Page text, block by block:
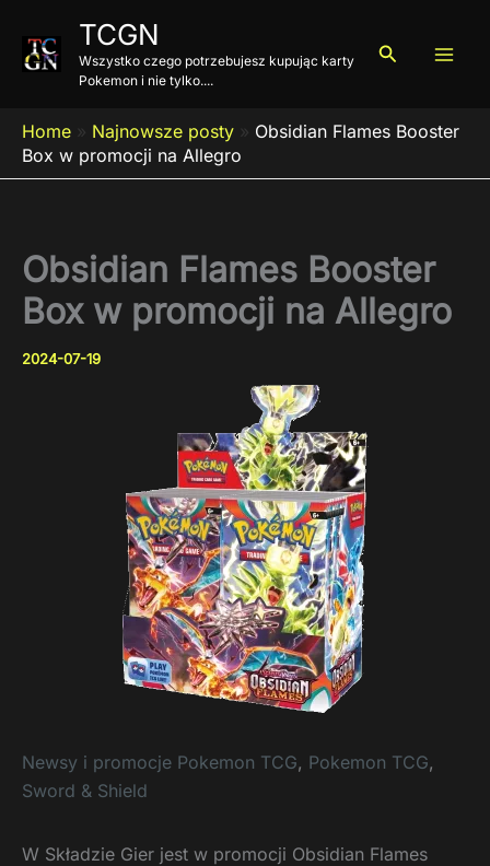
treści
TCGN
Wszystko czego potrzebujesz kupując karty
Pokemon i nie tylko....
Szukaj
Home » Najnowsze posty » Obsidian Flames Booster
Box w promocji na Allegro
Obsidian Flames Booster
Box w promocji na Allegro
2024-07-19
Newsy i promocje Pokemon TCG, Pokemon TCG,
Sword & Shield
W Składzie Gier jest w promocji Obsidian Flames